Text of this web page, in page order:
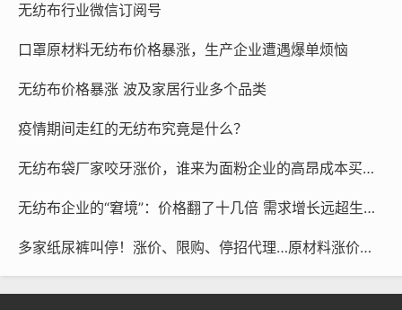
现，有些无纺布袋的材质越来越薄，可以使用的次数逐步
无纺布行业微信订阅号
口罩原材料无纺布价格暴涨，生产企业遭遇爆单烦恼
无纺布价格暴涨 波及家居行业多个品类
疫情期间走红的无纺布究竟是什么？
无纺布袋厂家咬牙涨价，谁来为面粉企业的高昂成本买单？
无纺布企业的“窘境”：价格翻了十几倍 需求增长远超生产能力
多家纸尿裤叫停！涨价、限购、停招代理…原材料涨价引发连锁效应